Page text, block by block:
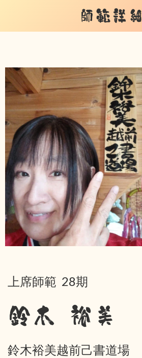
師範詳細
上席師範 28期
鈴木 裕美
鈴木裕美越前己書道場